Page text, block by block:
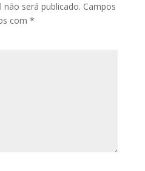
não será publicado. Campos
com *